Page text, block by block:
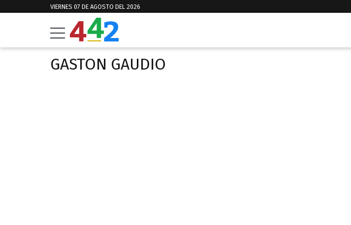
VIERNES 07 DE AGOSTO DEL 2026
GASTON GAUDIO